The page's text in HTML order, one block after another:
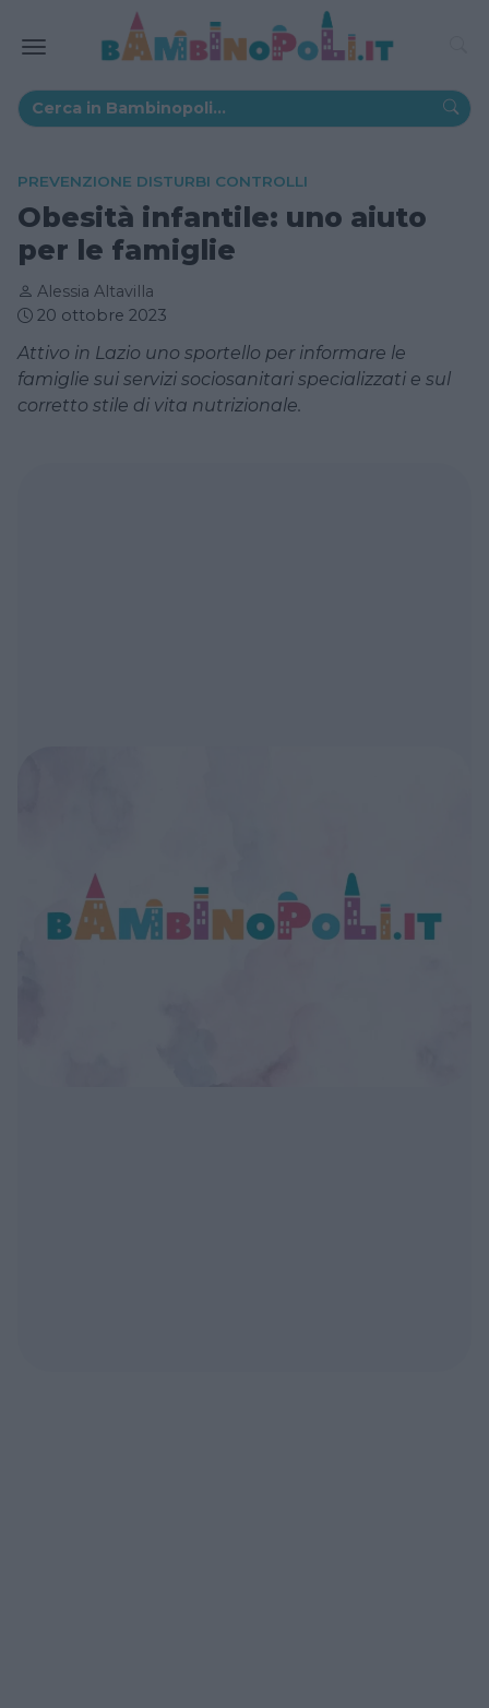
PREVENZIONE DISTURBI CONTROLLI
Obesità infantile: uno aiuto
per le famiglie
Alessia Altavilla
20 ottobre 2023
Attivo in Lazio uno sportello per informare le
famiglie sui servizi sociosanitari specializzati e sul
corretto stile di vita nutrizionale.